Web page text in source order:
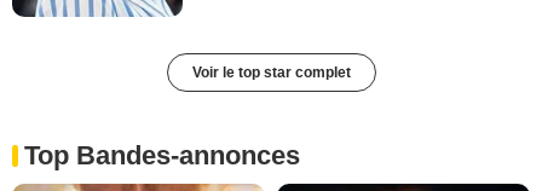
Voir le top star complet
Top Bandes-annonces